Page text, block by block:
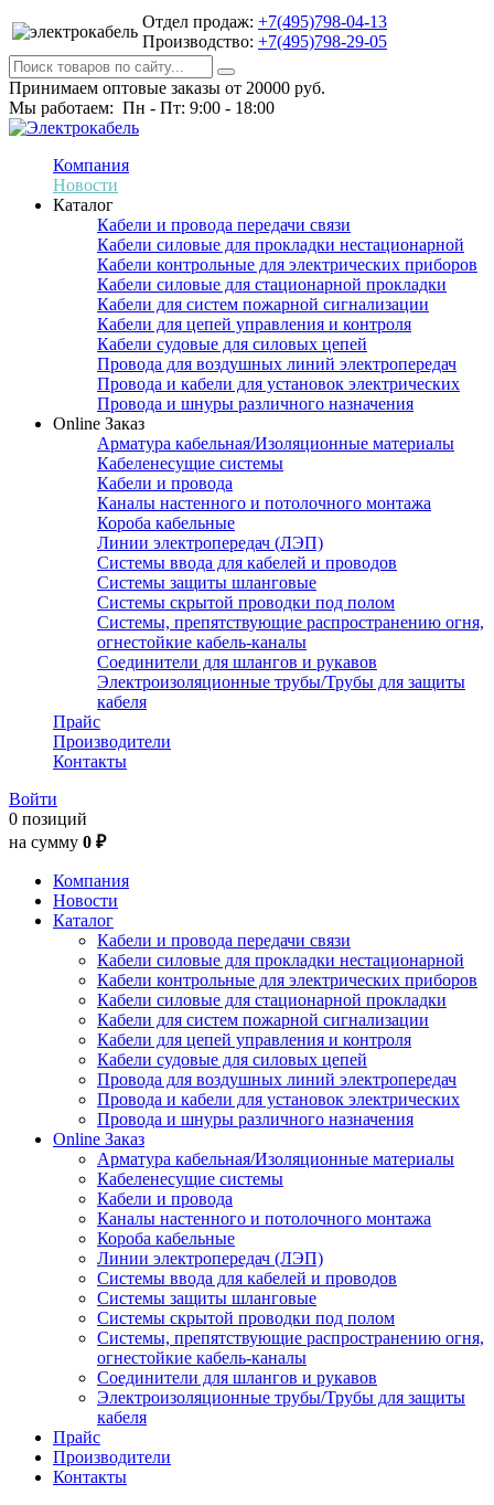
Отдел продаж: +7(495)798-04-13
Производство: +7(495)798-29-05
Принимаем оптовые заказы от 20000 руб.
Мы работаем: Пн - Пт: 9:00 - 18:00
Компания
Новости
Каталог
Кабели и провода передачи связи
Кабели силовые для прокладки нестационарной
Кабели контрольные для электрических приборов
Кабели силовые для стационарной прокладки
Кабели для систем пожарной сигнализации
Кабели для цепей управления и контроля
Кабели судовые для силовых цепей
Провода для воздушных линий электропередач
Провода и кабели для установок электрических
Провода и шнуры различного назначения
Online Заказ
Арматура кабельная/Изоляционные материалы
Кабеленесущие системы
Кабели и провода
Каналы настенного и потолочного монтажа
Короба кабельные
Линии электропередач (ЛЭП)
Системы ввода для кабелей и проводов
Системы защиты шланговые
Системы скрытой проводки под полом
Системы, препятствующие распространению огня,
огнестойкие кабель-каналы
Соединители для шлангов и рукавов
Электроизоляционные трубы/Трубы для защиты
кабеля
Прайс
Производители
Контакты
Войти
0 позиций
на сумму 0 ₽
Компания
Новости
Каталог
Кабели и провода передачи связи
Кабели силовые для прокладки нестационарной
Кабели контрольные для электрических приборов
Кабели силовые для стационарной прокладки
Кабели для систем пожарной сигнализации
Кабели для цепей управления и контроля
Кабели судовые для силовых цепей
Провода для воздушных линий электропередач
Провода и кабели для установок электрических
Провода и шнуры различного назначения
Online Заказ
Арматура кабельная/Изоляционные материалы
Кабеленесущие системы
Кабели и провода
Каналы настенного и потолочного монтажа
Короба кабельные
Линии электропередач (ЛЭП)
Системы ввода для кабелей и проводов
Системы защиты шланговые
Системы скрытой проводки под полом
Системы, препятствующие распространению огня,
огнестойкие кабель-каналы
Соединители для шлангов и рукавов
Электроизоляционные трубы/Трубы для защиты
кабеля
Прайс
Производители
Контакты